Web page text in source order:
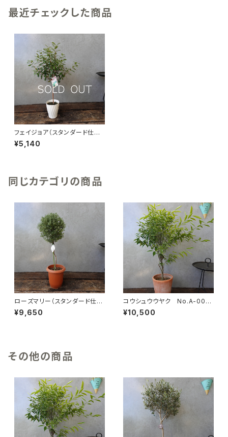
最近チェックした商品
フェイジョア（スタンダード仕立
て）No.A-0002
¥5,140
同じカテゴリの商品
ローズマリー（スタンダード仕立
て）No.A-0001
¥9,650
コウシュウウヤク No.A-000
4
¥10,500
その他の商品